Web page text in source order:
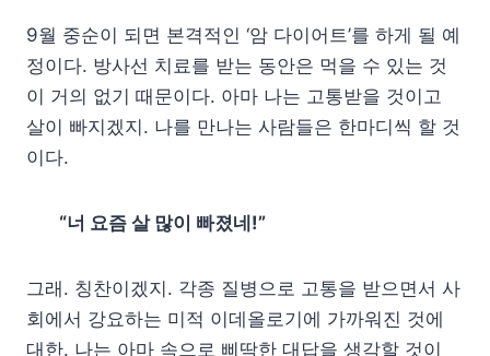
9월 중순이 되면 본격적인 ‘암 다이어트’를 하게 될 예
정이다. 방사선 치료를 받는 동안은 먹을 수 있는 것
이 거의 없기 때문이다. 아마 나는 고통받을 것이고
살이 빠지겠지. 나를 만나는 사람들은 한마디씩 할 것
이다.
“너 요즘 살 많이 빠졌네!”
그래. 칭찬이겠지. 각종 질병으로 고통을 받으면서 사
회에서 강요하는 미적 이데올로기에 가까워진 것에
대한. 나는 아마 속으로 삐딱한 대답을 생각할 것이